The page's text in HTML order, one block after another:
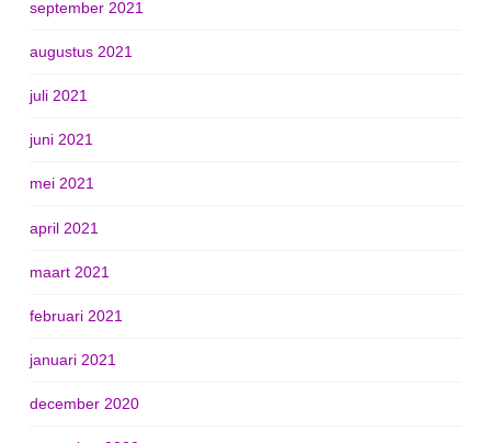
september 2021
augustus 2021
juli 2021
juni 2021
mei 2021
april 2021
maart 2021
februari 2021
januari 2021
december 2020